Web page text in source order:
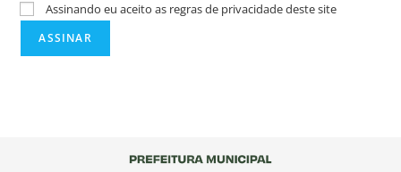
Assinando eu aceito as regras de privacidade deste site